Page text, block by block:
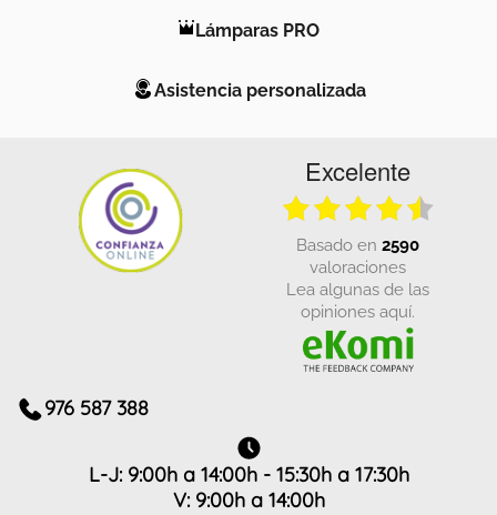
Lámparas PRO
Asistencia personalizada
Excelente
basado en 2590
valoraciones
Lea algunas de las
opiniones aquí.
976 587 388
L-J: 9:00h a 14:00h - 15:30h a 17:30h
V: 9:00h a 14:00h